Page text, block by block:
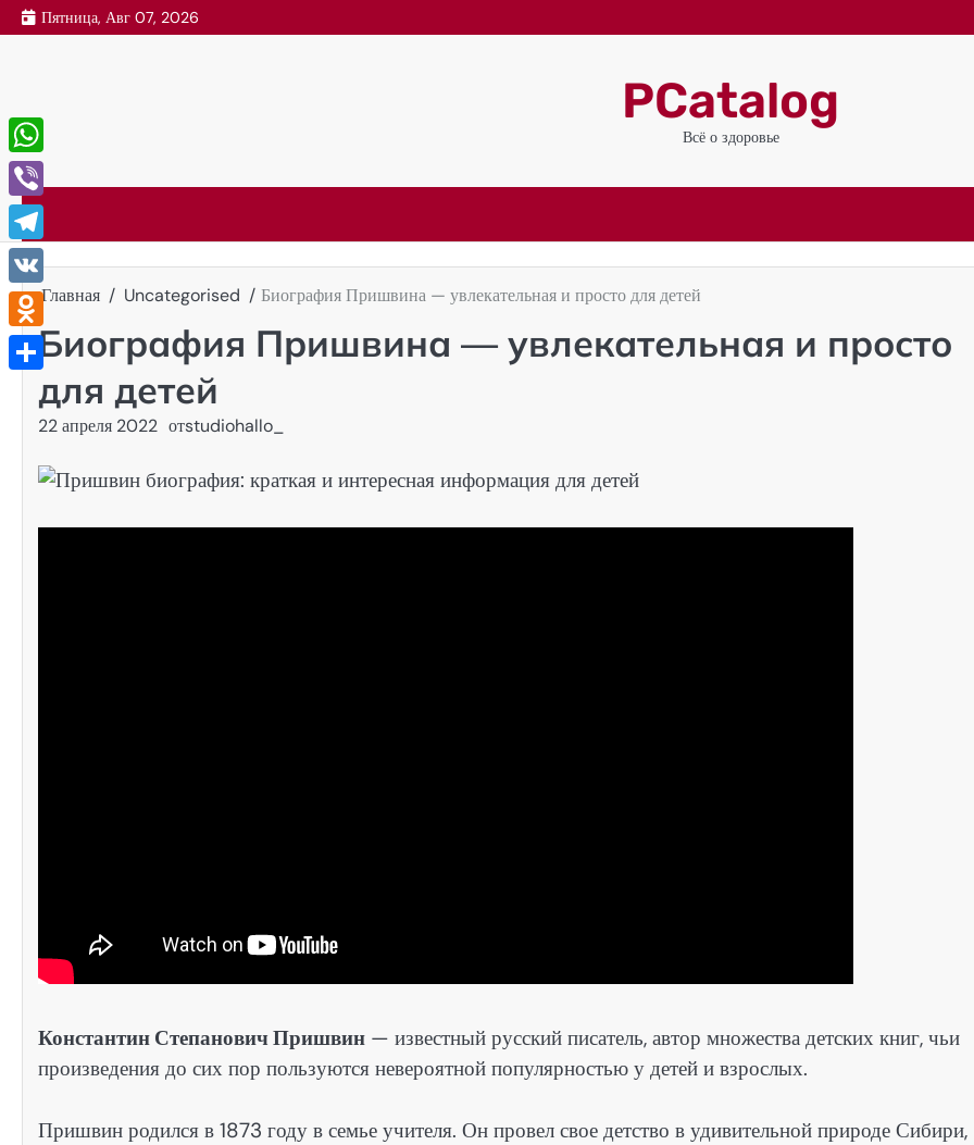
Перейти
к
Пятница, Авг 07, 2026
PCatalog
Всё о здоровье
Главная Uncategorised Биография Пришвина — увлекательная и просто для детей
Биография Пришвина — увлекательная и просто
для детей
22 апреля 2022 отstudiohallo_
Константин Степанович Пришвин — известный русский писатель, автор множества детских книг, чьи
произведения до сих пор пользуются невероятной популярностью у детей и взрослых.
Пришвин родился в 1873 году в семье учителя. Он провел свое детство в удивительной природе Сибири,
WhatsApp
Viber
Telegram
VK
Odnoklassniki
Отправить